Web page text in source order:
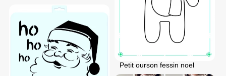
Petit ourson fessin noel